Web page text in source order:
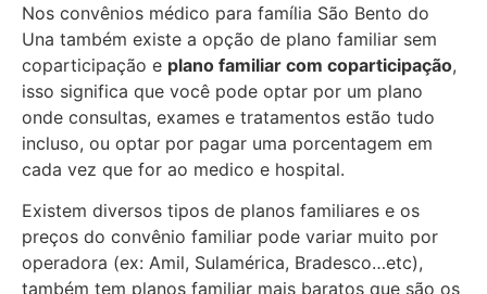
Nos convênios médico para família São Bento do
Una também existe a opção de plano familiar sem
coparticipação e plano familiar com coparticipação,
isso significa que você pode optar por um plano
onde consultas, exames e tratamentos estão tudo
incluso, ou optar por pagar uma porcentagem em
cada vez que for ao medico e hospital.
Existem diversos tipos de planos familiares e os
preços do convênio familiar pode variar muito por
operadora (ex: Amil, Sulamérica, Bradesco…etc),
também tem planos familiar mais baratos que são os